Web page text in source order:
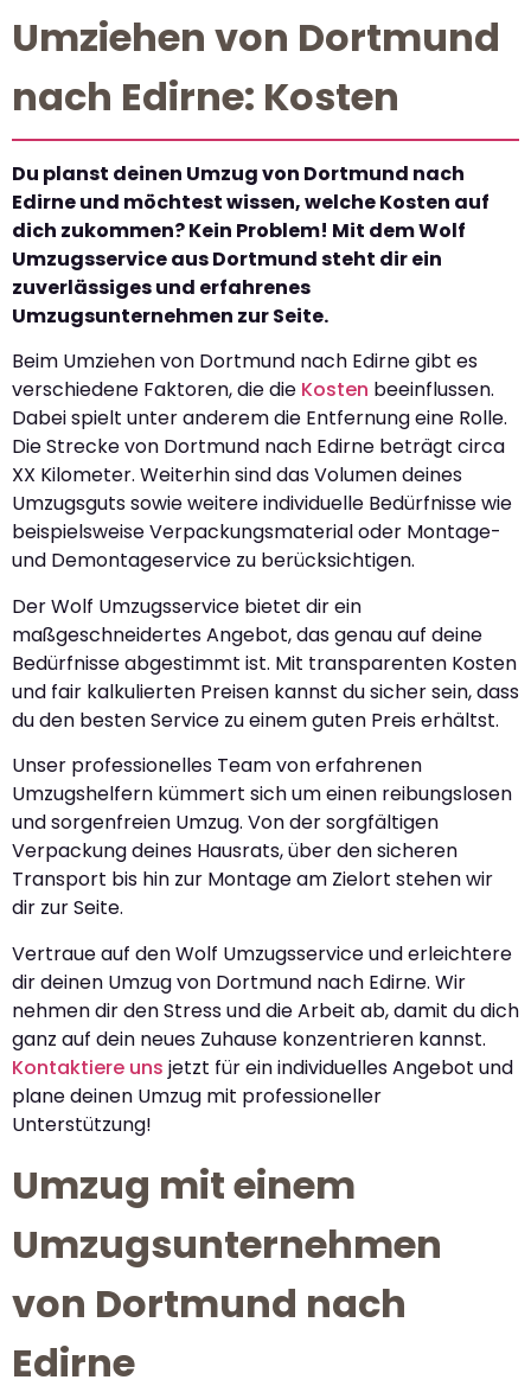
Umziehen von Dortmund
nach Edirne: Kosten
Du planst deinen Umzug von Dortmund nach
Edirne und möchtest wissen, welche Kosten auf
dich zukommen? Kein Problem! Mit dem Wolf
Umzugsservice aus Dortmund steht dir ein
zuverlässiges und erfahrenes
Umzugsunternehmen zur Seite.
Beim Umziehen von Dortmund nach Edirne gibt es
verschiedene Faktoren, die die Kosten beeinflussen.
Dabei spielt unter anderem die Entfernung eine Rolle.
Die Strecke von Dortmund nach Edirne beträgt circa
XX Kilometer. Weiterhin sind das Volumen deines
Umzugsguts sowie weitere individuelle Bedürfnisse wie
beispielsweise Verpackungsmaterial oder Montage-
und Demontageservice zu berücksichtigen.
Der Wolf Umzugsservice bietet dir ein
maßgeschneidertes Angebot, das genau auf deine
Bedürfnisse abgestimmt ist. Mit transparenten Kosten
und fair kalkulierten Preisen kannst du sicher sein, dass
du den besten Service zu einem guten Preis erhältst.
Unser professionelles Team von erfahrenen
Umzugshelfern kümmert sich um einen reibungslosen
und sorgenfreien Umzug. Von der sorgfältigen
Verpackung deines Hausrats, über den sicheren
Transport bis hin zur Montage am Zielort stehen wir
dir zur Seite.
Vertraue auf den Wolf Umzugsservice und erleichtere
dir deinen Umzug von Dortmund nach Edirne. Wir
nehmen dir den Stress und die Arbeit ab, damit du dich
ganz auf dein neues Zuhause konzentrieren kannst.
Kontaktiere uns jetzt für ein individuelles Angebot und
plane deinen Umzug mit professioneller
Unterstützung!
Umzug mit einem
Umzugsunternehmen
von Dortmund nach
Edirne